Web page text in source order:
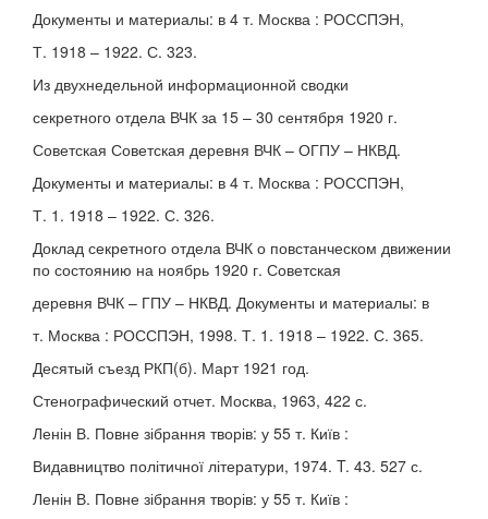
Документы и материалы: в 4 т. Москва : РОССПЭН,
Т. 1918 – 1922. С. 323.
Из двухнедельной информационной сводки
секретного отдела ВЧК за 15 – 30 сентября 1920 г.
Советская Советская деревня ВЧК – ОГПУ – НКВД.
Документы и материалы: в 4 т. Москва : РОССПЭН,
Т. 1. 1918 – 1922. С. 326.
Доклад секретного отдела ВЧК о повстанческом движении
по состоянию на ноябрь 1920 г. Советская
деревня ВЧК – ГПУ – НКВД. Документы и материалы: в
т. Москва : РОССПЭН, 1998. Т. 1. 1918 – 1922. С. 365.
Десятый съезд РКП(б). Март 1921 год.
Стенографический отчет. Москва, 1963, 422 с.
Ленін В. Повне зібрання творів: у 55 т. Київ :
Видавництво політичної літератури, 1974. T. 43. 527 с.
Ленін В. Повне зібрання творів: у 55 т. Київ :